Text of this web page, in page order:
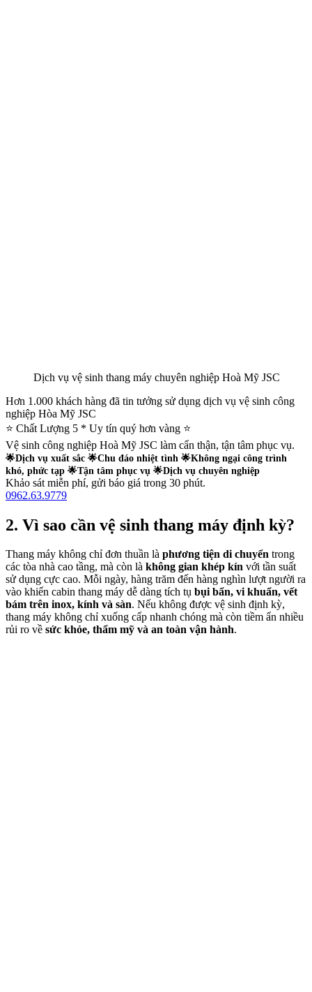
Dịch vụ vệ sinh thang máy chuyên nghiệp Hoà Mỹ JSC
Hơn 1.000 khách hàng đã tin tưởng sử dụng dịch vụ vệ sinh công
nghiệp Hòa Mỹ JSC
⭐ Chất Lượng 5 * Uy tín quý hơn vàng ⭐
Vệ sinh công nghiệp Hoà Mỹ JSC làm cẩn thận, tận tâm phục vụ.
🌟Dịch vụ xuất sắc 🌟Chu đáo nhiệt tình 🌟Không ngại công trình
khó, phức tạp 🌟Tận tâm phục vụ 🌟Dịch vụ chuyên nghiệp
Khảo sát miễn phí, gửi báo giá trong 30 phút.
0962.63.9779
2. Vì sao cần vệ sinh thang máy định kỳ?
Thang máy không chỉ đơn thuần là phương tiện di chuyển trong
các tòa nhà cao tầng, mà còn là không gian khép kín với tần suất
sử dụng cực cao. Mỗi ngày, hàng trăm đến hàng nghìn lượt người ra
vào khiến cabin thang máy dễ dàng tích tụ bụi bẩn, vi khuẩn, vết
bám trên inox, kính và sàn. Nếu không được vệ sinh định kỳ,
thang máy không chỉ xuống cấp nhanh chóng mà còn tiềm ẩn nhiều
rủi ro về sức khỏe, thẩm mỹ và an toàn vận hành.